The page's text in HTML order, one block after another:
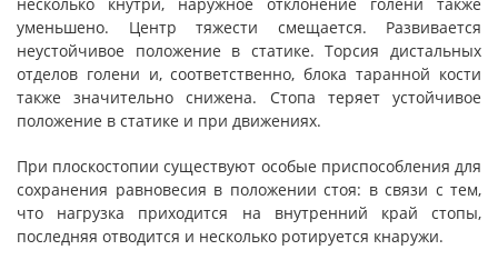
уменьшено. Центр тяжести смещается. Развивается
неустойчивое положение в статике. Торсия дистальных
отделов голени и, соответственно, блока таранной кости
также значительно снижена. Стопа теряет устойчивое
положение в статике и при движениях.
При плоскостопии существуют особые приспособления для
сохранения равновесия в положении стоя: в связи с тем,
что нагрузка приходится на внутренний край стопы,
последняя отводится и несколько ротируется кнаружи.